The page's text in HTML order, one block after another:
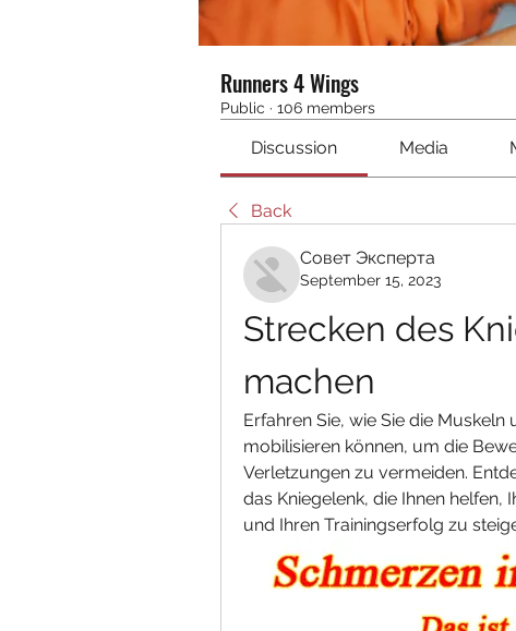
Runners 4 Wings
Public · 106 members
Discussion Media
Back
Совет Эксперта
September 15, 2023
Strecken des
machen
Erfahren Sie, wie Sie die
mobilisieren können, um die
Verletzungen zu vermeiden.
das Kniegelenk, die Ihnen
und Ihren Trainingserfolg zu